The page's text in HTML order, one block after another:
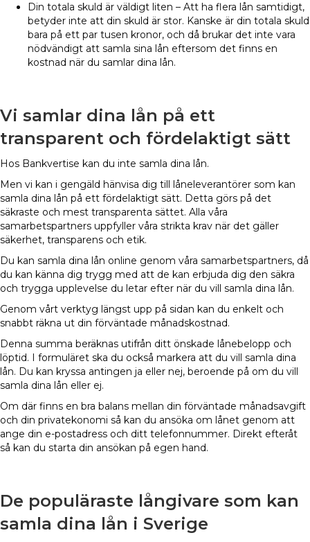
Din totala skuld är väldigt liten – Att ha flera lån samtidigt,
betyder inte att din skuld är stor. Kanske är din totala skuld
bara på ett par tusen kronor, och då brukar det inte vara
nödvändigt att samla sina lån eftersom det finns en
kostnad när du samlar dina lån.
Vi samlar dina lån på ett
transparent och fördelaktigt sätt
Hos Bankvertise kan du inte samla dina lån.
Men vi kan i gengäld hänvisa dig till låneleverantörer som kan
samla dina lån på ett fördelaktigt sätt. Detta görs på det
säkraste och mest transparenta sättet. Alla våra
samarbetspartners uppfyller våra strikta krav när det gäller
säkerhet, transparens och etik.
Du kan samla dina lån online genom våra samarbetspartners, då
du kan känna dig trygg med att de kan erbjuda dig den säkra
och trygga upplevelse du letar efter när du vill samla dina lån.
Genom vårt verktyg längst upp på sidan kan du enkelt och
snabbt räkna ut din förväntade månadskostnad.
Denna summa beräknas utifrån ditt önskade lånebelopp och
löptid. I formuläret ska du också markera att du vill samla dina
lån. Du kan kryssa antingen ja eller nej, beroende på om du vill
samla dina lån eller ej.
Om där finns en bra balans mellan din förväntade månadsavgift
och din privatekonomi så kan du ansöka om lånet genom att
ange din e-postadress och ditt telefonnummer. Direkt efteråt
så kan du starta din ansökan på egen hand.
De populäraste långivare som kan
samla dina lån i Sverige